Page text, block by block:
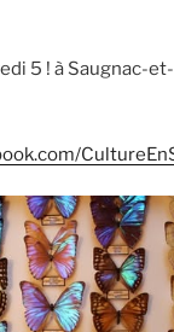
5 ! à Saugnac-